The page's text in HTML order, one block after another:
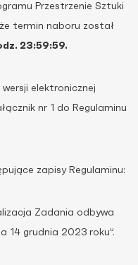
Przestrzenie Sztuki
termin naboru został
23:59:59.
wersji elektronicznej
nr 1 do Regulaminu
zapisy Regulaminu:
Zadania odbywa
14 grudnia 2023 roku”.